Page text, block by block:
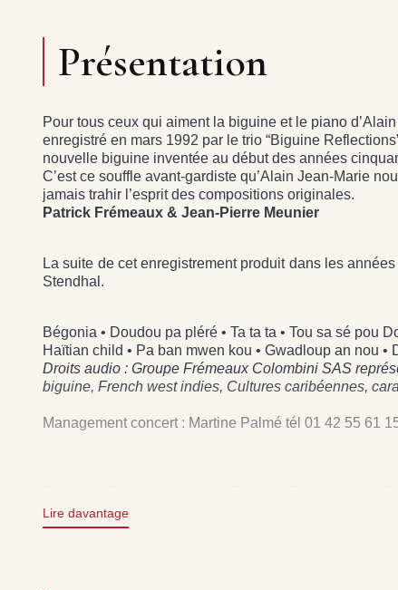
Présentation
Pour tous ceux qui aiment la biguine et le piano
enregistré en mars 1992 par le trio “Biguine
nouvelle biguine inventée au début des années
C’est ce souffle avant-gardiste qu’Alain Jean-Marie
jamais trahir l’esprit des compositions originales.
Patrick Frémeaux & Jean-Pierre Meunier
La suite de cet enregistrement produit dans les
Stendhal.
Bégonia • Doudou pa pléré • Ta ta ta • Tou sa sé pou
Haïtian child • Pa ban mwen kou • Gwadloup an nou •
Droits audio : Groupe Frémeaux Colombini SAS
biguine, French west indies, Cultures caribéennes,
Management concert : Martine Palmé tél 01 42 55 61
Haïtian child • Pa ban mwen kou • Gwadloup an nou •
Lire davantage